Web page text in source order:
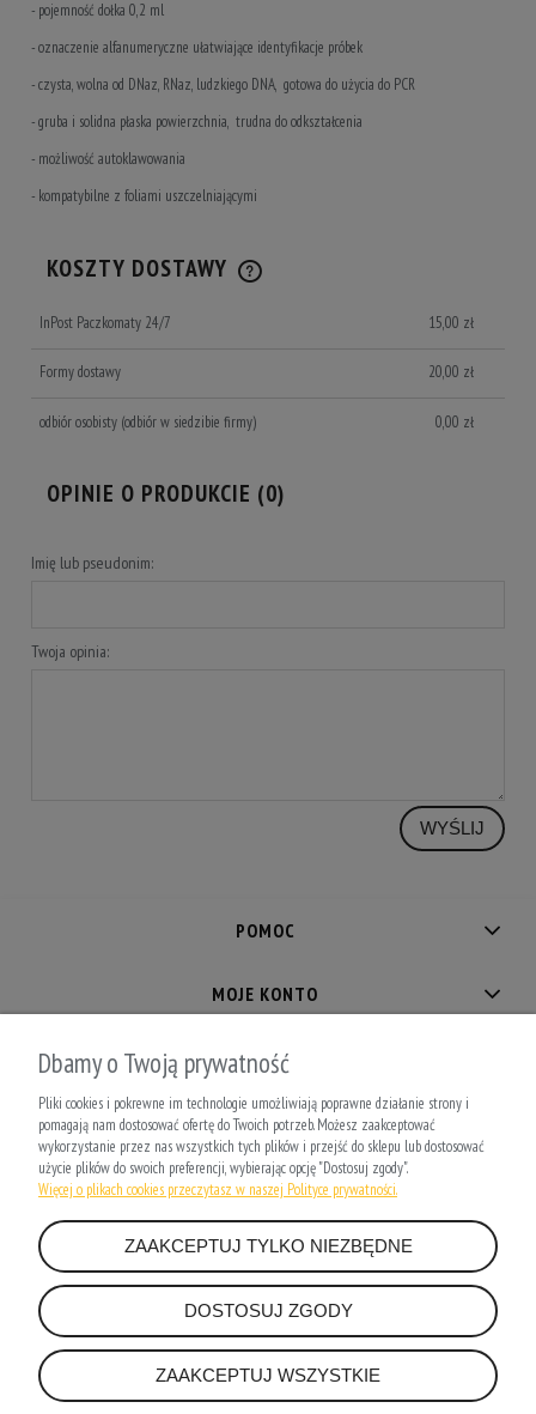
- pojemność dołka 0,2 ml
- oznaczenie alfanumeryczne ułatwiające identyfikacje próbek
- czysta, wolna od DNaz, RNaz, ludzkiego DNA, gotowa do użycia do PCR
- gruba i solidna płaska powierzchnia, trudna do odkształcenia
- możliwość autoklawowania
- kompatybilne z foliami uszczelniającymi
KOSZTY DOSTAWY
CENA NIE ZAWIERA EWENTUALNYCH KOSZTÓW PŁATNOŚCI
InPost Paczkomaty 24/7
15,00 zł
Formy dostawy 20,00 zł
odbiór osobisty(odbiór w siedzibie firmy) 0,00 zł
OPINIE O PRODUKCIE (0)
Imię lub pseudonim:
Twoja opinia:
WYŚLIJ
POMOC
MOJE KONTO
PŁATNOŚCI I DOSTAWA
INFORMACJE
O NAS
RELVO Sp. z o.o.
Wilczak 16a/111, 61-623 Poznań
NIP: 9721318665
office@relvo.pl
Dbamy o Twoją prywatność
Pliki cookies i pokrewne im technologie umożliwiają poprawne działanie strony i
pomagają nam dostosować ofertę do Twoich potrzeb. Możesz zaakceptować
wykorzystanie przez nas wszystkich tych plików i przejść do sklepu lub dostosować
użycie plików do swoich preferencji, wybierając opcję "Dostosuj zgody".
Więcej o plikach cookies przeczytasz w naszej Polityce prywatności.
ZAAKCEPTUJ TYLKO NIEZBĘDNE
DOSTOSUJ ZGODY
ZAAKCEPTUJ WSZYSTKIE